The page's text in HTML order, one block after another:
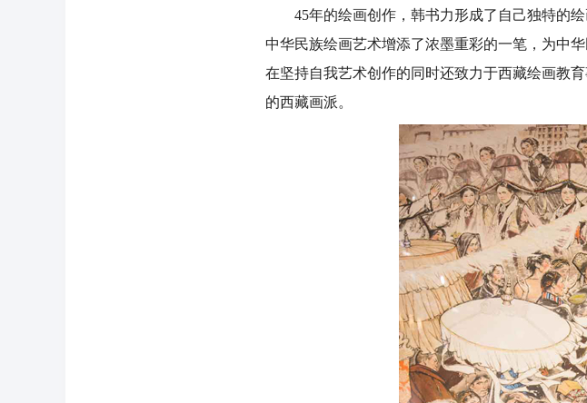
45年的绘画创作，韩书力形成了自己独特的
中华民族绘画艺术增添了浓墨重彩的一笔，为中
在坚持自我艺术创作的同时还致力于西藏绘画教
的西藏画派。